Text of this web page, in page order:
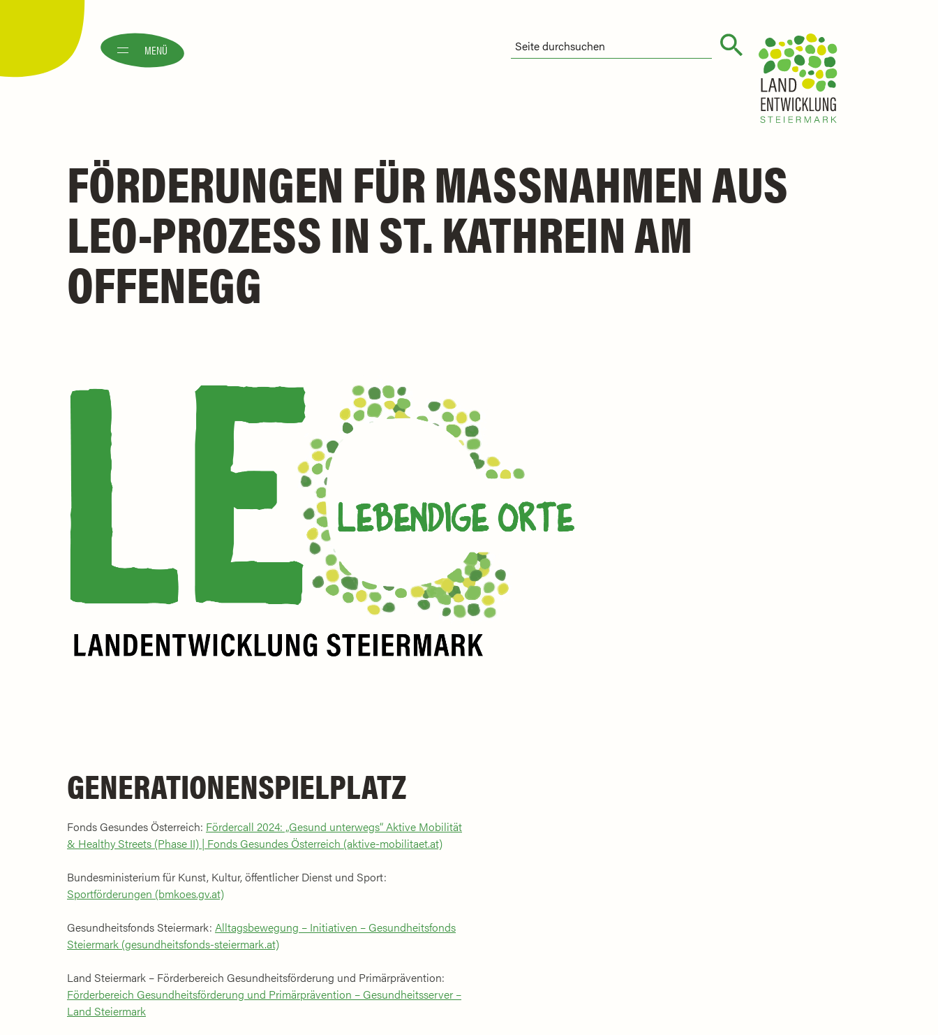
MENÜ
FÖRDERUNGEN FÜR MASSNAHMEN AUS L
EO-PROZESS IN ST. KATHREIN AM O
FFENEGG
GENERATIONENSPIELPLATZ
Fonds Gesundes Österreich: Fördercall 2024: „Gesund unterwegs“ Aktive Mobilität
& Healthy Streets (Phase II) | Fonds Gesundes Österreich (aktive-mobilitaet.at)
Bundesministerium für Kunst, Kultur, öffentlicher Dienst und Sport:
Sportförderungen (bmkoes.gv.at)
Gesundheitsfonds Steiermark: Alltagsbewegung – Initiativen – Gesundheitsfonds
Steiermark (gesundheitsfonds-steiermark.at)
Land Steiermark – Förderbereich Gesundheitsförderung und Primärprävention:
Förderbereich Gesundheitsförderung und Primärprävention – Gesundheitsserver –
Land Steiermark